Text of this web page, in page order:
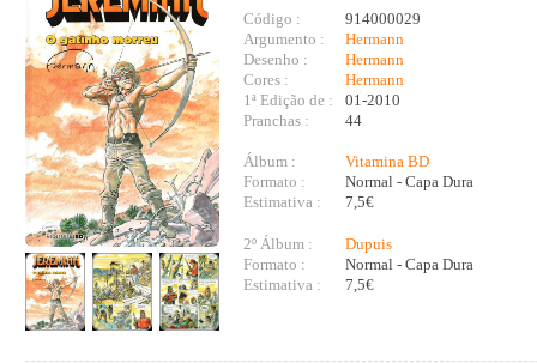
Código :
914000029
Argumento :
Hermann
Desenho :
Hermann
Cores :
Hermann
1ª Edição de :
01-2010
Pranchas :
44
Álbum :
Vitamina BD
Formato :
Normal - Capa Dura
Estimativa :
7,5€
2º Álbum :
Dupuis
Formato :
Normal - Capa Dura
Estimativa :
7,5€